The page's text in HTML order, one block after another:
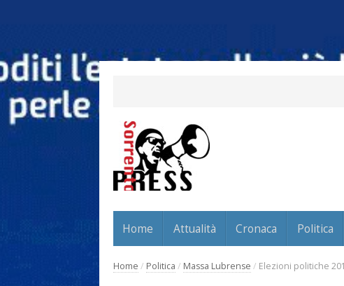
Home Attualità Cronaca Politica
Home / Politica / Massa Lubrense / Elezioni politiche